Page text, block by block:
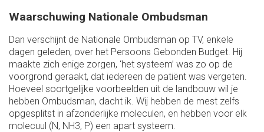
Waarschuwing Nationale Ombudsman
Dan verschijnt de Nationale Ombudsman op TV, enkele
dagen geleden, over het Persoons Gebonden Budget. Hij
maakte zich enige zorgen, ‘het systeem’ was zo op de
voorgrond geraakt, dat iedereen de patiënt was vergeten.
Hoeveel soortgelijke voorbeelden uit de landbouw wil je
hebben Ombudsman, dacht ik. Wij hebben de mest zelfs
opgesplitst in afzonderlijke moleculen, en hebben voor elk
molecuul (N, NH3, P) een apart systeem.